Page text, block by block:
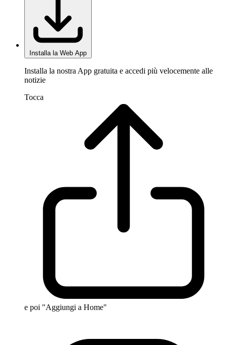
Installa la Web App
Installa la nostra App gratuita e accedi più velocemente alle
notizie
Tocca
e poi "Aggiungi a Home"